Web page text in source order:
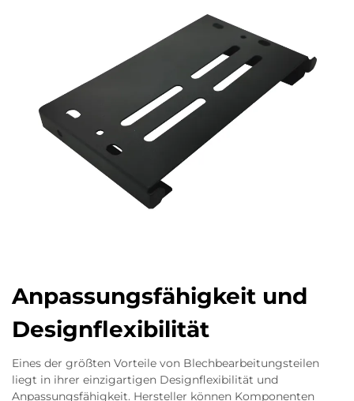
Anpassungsfähigkeit und
Designflexibilität
Eines der größten Vorteile von Blechbearbeitungsteilen
liegt in ihrer einzigartigen Designflexibilität und
Anpassungsfähigkeit. Hersteller können Komponenten